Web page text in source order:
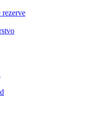
inspekcijske poslove
zaštite